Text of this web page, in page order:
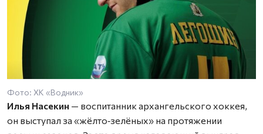
Фото: ХК «Водник»
Илья Насекин — воспитанник архангельского хоккея,
он выступал за «жёлто‑зелёных» на протяжении